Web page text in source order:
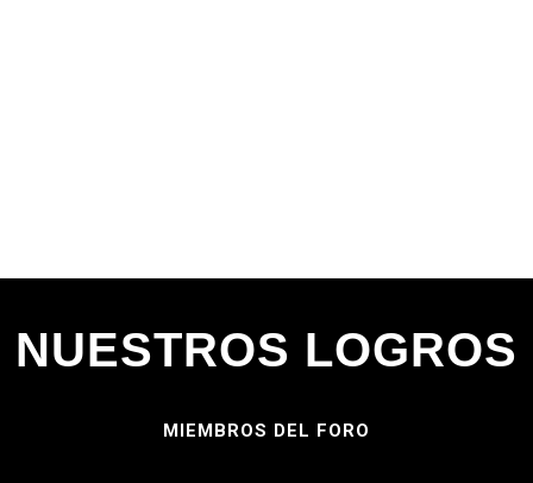
NUESTROS LOGROS
MIEMBROS DEL FORO